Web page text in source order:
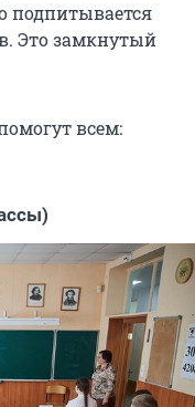
подпитывается
Это замкнутый
всем: